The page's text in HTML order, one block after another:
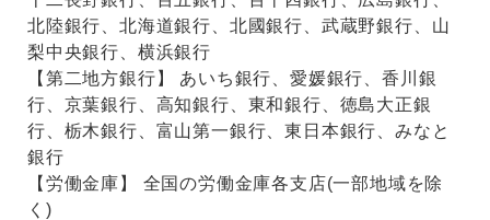
北陸銀⾏、北海道銀⾏、北國銀⾏、武蔵野銀⾏、⼭
梨中央銀⾏、横浜銀⾏
【第⼆地⽅銀⾏】 あいち銀⾏、愛媛銀⾏、⾹川銀
⾏、京葉銀⾏、⾼知銀⾏、東和銀⾏、徳島⼤正銀
⾏、栃⽊銀⾏、富⼭第⼀銀⾏、東⽇本銀⾏、みなと
銀⾏
【労働⾦庫】 全国の労働⾦庫各⽀店(⼀部地域を除
く)